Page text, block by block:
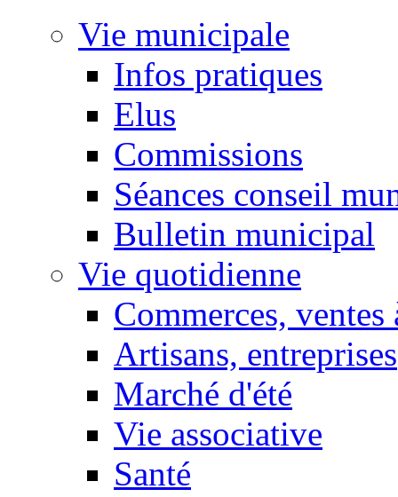
Vie municipale
Infos pratiques
Elus
Commissions
Séances conseil
Bulletin municipal
Vie quotidienne
Commerces, ventes
Artisans, entreprises
Marché d'été
Vie associative
Santé